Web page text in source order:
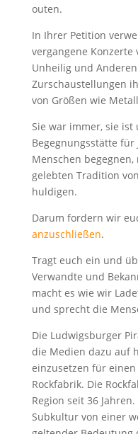
outen.
In Ihrer Petition
vergangene Konzerte
Unheilig und
Zurschaustellungen
von Größen wie
Sie war immer, sie
Begegnungsstätte für
Menschen
gelebten Tradition
huldigen.
Darum fordern wir
anzuschließen.
Tragt euch ein und
Verwandte und
macht es wie wir
und sprecht die
Die Ludwigsburger
die Medien dazu auf
einzusetzen für
Rockfabrik. Die
Region seit 36
Subkultur von einer